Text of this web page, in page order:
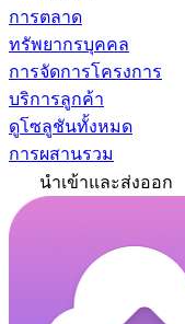
การตลาด
ทรัพยากรบุคคล
การจัดการโครงการ
บริการลูกค้า
ดูโซลูชันทั้งหมด
การผสานรวม
นำเข้าและส่งออก